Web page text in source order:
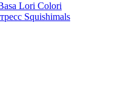
Lori Colori
Squishimals